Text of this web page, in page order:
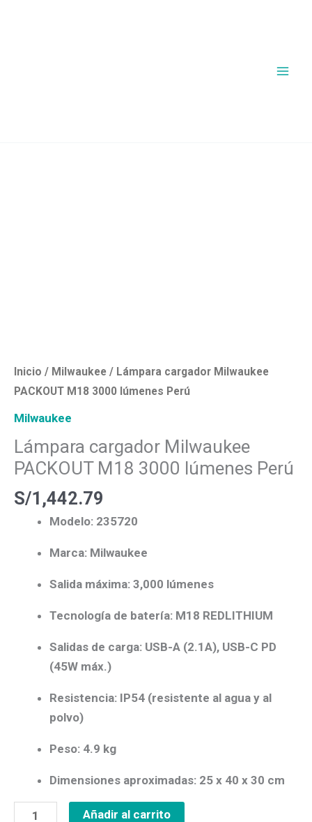
Inicio / Milwaukee / Lámpara cargador Milwaukee
PACKOUT M18 3000 lúmenes Perú
Milwaukee
Lámpara cargador Milwaukee
PACKOUT M18 3000 lúmenes Perú
S/1,442.79
Modelo: 235720
Marca: Milwaukee
Salida máxima: 3,000 lúmenes
Tecnología de batería: M18 REDLITHIUM
Salidas de carga: USB-A (2.1A), USB-C PD
(45W máx.)
Resistencia: IP54 (resistente al agua y al
polvo)
Peso: 4.9 kg
Dimensiones aproximadas: 25 x 40 x 30 cm
Añadir al carrito